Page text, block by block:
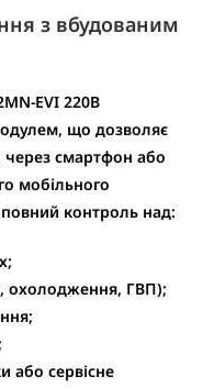
з вбудованим
EVI 220В
, що дозволяє
через смартфон або
мобільного
контроль над:
охолодження, ГВП);
або сервісне